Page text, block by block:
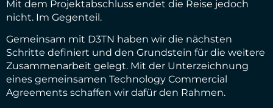
Mit dem Projektabschluss endet die Reise jedoch
nicht. Im Gegenteil.
Gemeinsam mit D3TN haben wir die nächsten
Schritte definiert und den Grundstein für die weitere
Zusammenarbeit gelegt. Mit der Unterzeichnung
eines gemeinsamen Technology Commercial
Agreements schaffen wir dafür den Rahmen.